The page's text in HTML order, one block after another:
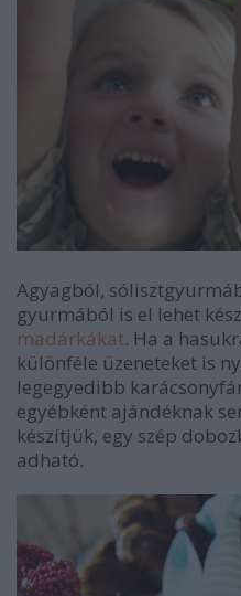
Agyagból,
gyurmából is el lehet
madárkákat. Ha a
különféle üzeneteket is
legegyedibb
egyébként ajándéknak
készítjük, egy szép
adható.